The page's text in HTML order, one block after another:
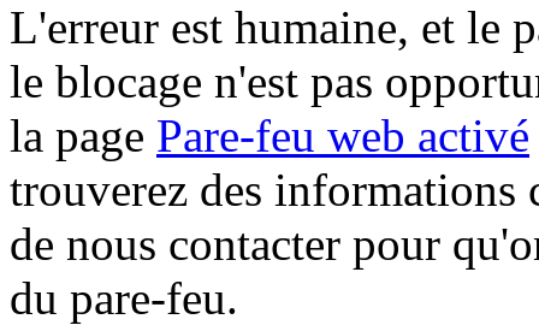
L'erreur est humaine, et le
le blocage n'est pas
la page Pare-feu web activé
trouverez des informations
de nous contacter pour
du pare-feu.